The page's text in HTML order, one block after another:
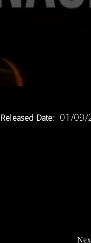
Released Date: 01/09/